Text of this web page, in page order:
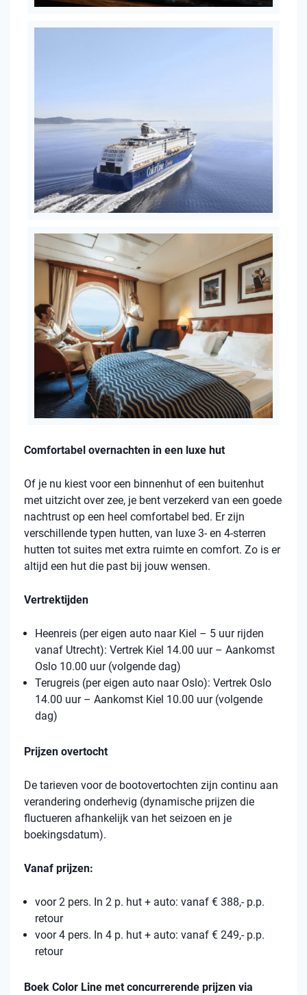
Comfortabel overnachten in een luxe hut
Of je nu kiest voor een binnenhut of een buitenhut
met uitzicht over zee, je bent verzekerd van een goede
nachtrust op een heel comfortabel bed. Er zijn
verschillende typen hutten, van luxe 3- en 4-sterren
hutten tot suites met extra ruimte en comfort. Zo is er
altijd een hut die past bij jouw wensen.
Vertrektijden
Heenreis (per eigen auto naar Kiel – 5 uur rijden
vanaf Utrecht): Vertrek Kiel 14.00 uur – Aankomst
Oslo 10.00 uur (volgende dag)
Terugreis (per eigen auto naar Oslo): Vertrek Oslo
14.00 uur – Aankomst Kiel 10.00 uur (volgende
dag)
Prijzen overtocht
De tarieven voor de bootovertochten zijn continu aan
verandering onderhevig (dynamische prijzen die
fluctueren afhankelijk van het seizoen en je
boekingsdatum).
Vanaf prijzen:
voor 2 pers. In 2 p. hut + auto: vanaf € 388,- p.p.
retour
voor 4 pers. In 4 p. hut + auto: vanaf € 249,- p.p.
retour
Boek Color Line met concurrerende prijzen via